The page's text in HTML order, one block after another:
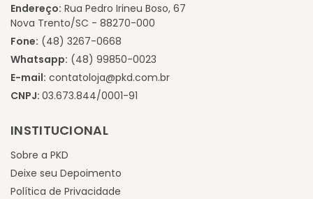
Endereço: Rua Pedro Irineu Boso, 67
Nova Trento/SC - 88270-000
Fone: (48) 3267-0668
Whatsapp: (48) 99850-0023
E-mail: contatoloja@pkd.com.br
CNPJ: 03.673.844/0001-91
INSTITUCIONAL
Sobre a PKD
Deixe seu Depoimento
Política de Privacidade